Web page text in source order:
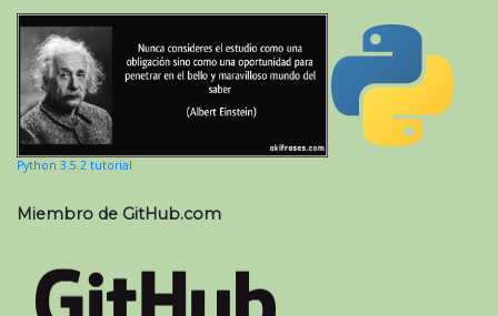
Python 3.5.2 tutorial
Miembro de GitHub.com